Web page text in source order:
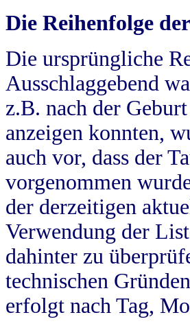
Die Reihenfolge
Die ursprüngliche
Ausschlaggebend
z.B. nach der
anzeigen konnten,
auch vor, dass der
vorgenommen
der derzeitigen
Verwendung der
dahinter zu
technischen
erfolgt nach Tag,